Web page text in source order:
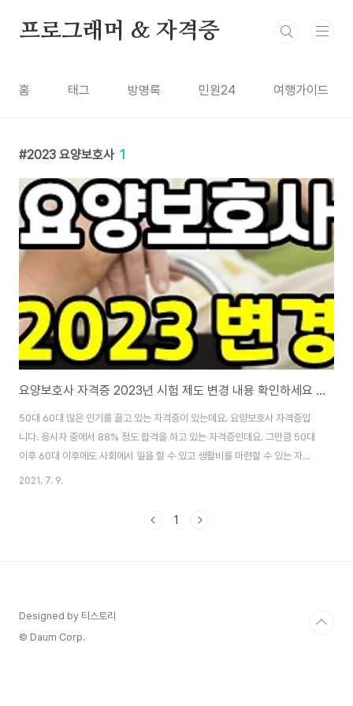
프로그래머 & 자격증
홈 태그 방명록 민원24 여행가이드
2023 요양보호사 1
요양보호사 자격증 2023년 시험 제도 변경 내용 확인하세요 (CBT 도입)
50대 60대 많은 인기를 끌고 있는 자격증이 있는데요. 요양보호사 자격증입
니다. 응시자 중에서 88% 정도 합격을 하고 있는 자격증인데요. 그만큼 50대
이후 60대 이후에도 사회에서 일을 할 수 있고 생활비를 마련할 수 있는 자격
증입니다. 그런데 현재까지 준비한 방식으로는 2023년부터는 시험을 볼 수
2022년까지는 요양보호사 자격증을 따는 것이 유리합니다. 왜냐면, 자격시험
2021. 7. 9.
1
Designed by 티스토리
© Daum Corp.